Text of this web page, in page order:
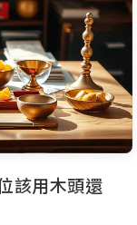
該用木頭還